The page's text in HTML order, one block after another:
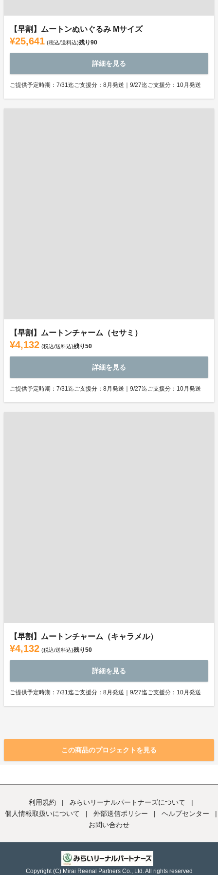
【早割】ムートンぬいぐるみ Mサイズ
¥25,641 (税込/送料込)残り90
詳細を見る
ご提供予定時期：7/31迄ご支援分：8月発送｜9/27迄ご支援分：10月発送
【早割】ムートンチャーム（セサミ）
¥4,132 (税込/送料込)残り50
詳細を見る
ご提供予定時期：7/31迄ご支援分：8月発送｜9/27迄ご支援分：10月発送
【早割】ムートンチャーム（キャラメル）
¥4,132 (税込/送料込)残り50
詳細を見る
ご提供予定時期：7/31迄ご支援分：8月発送｜9/27迄ご支援分：10月発送
この商品のプロジェクトを見る
利用規約 | みらいリーナルパートナーズについて
|
個人情報取扱いについて
| 外部送信ポリシー | ヘルプセンター
|
お問い合わせ
Copyright (C) Mirai Reenal Partners Co., Ltd. All rights reserved